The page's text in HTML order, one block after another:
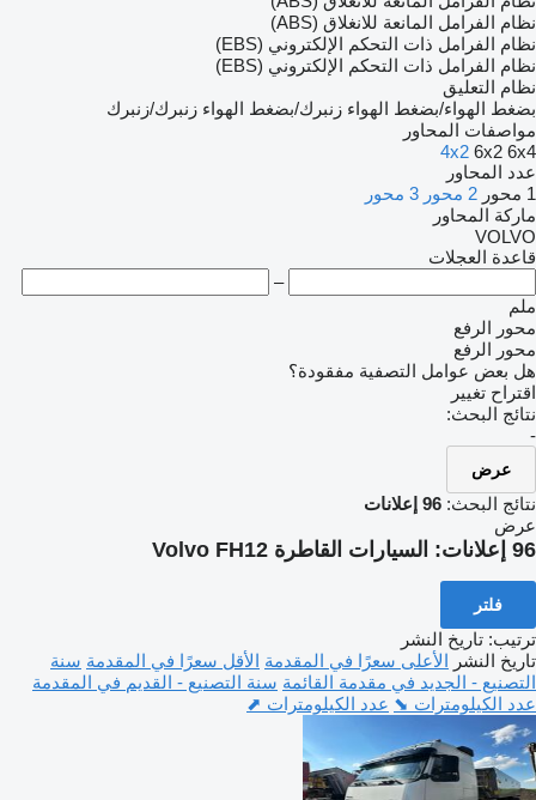
نظام الفرامل المانعة للانغلاق (ABS)
نظام الفرامل ذات التحكم الإلكتروني (EBS)
نظام الفرامل ذات التحكم الإلكتروني (EBS)
نظام التعليق
بضغط الهواء/بضغط الهواء زنبرك/بضغط الهواء زنبرك/زنبرك
مواصفات المحاور
4x2 6x2 6x4
عدد المحاور
1 محور
2 محور
3 محور
ماركة المحاور
VOLVO
قاعدة العجلات
–
ملم
محور الرفع
محور الرفع
هل بعض عوامل التصفية مفقودة؟
اقتراح تغيير
نتائج البحث:
-
عرض
نتائج البحث: 96 إعلانات
عرض
96 إعلانات: السيارات القاطرة Volvo FH12
فلتر
ترتيب: تاريخ النشر
تاريخ النشر الأعلى سعرًا في المقدمة الأقل سعرًا في المقدمة سنة
التصنيع - الجديد في مقدمة القائمة سنة التصنيع - القديم في المقدمة
عدد الكيلومترات ⬊ عدد الكيلومترات ⬈